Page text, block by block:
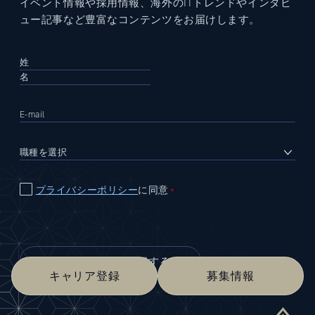
キャリア登録 募集情報
イベント情報や採用情報、海外のITトレンドやインタビ
ュー記事など豊富なコンテンツをお届けします。
プライバシーポリシーに同意 ＊